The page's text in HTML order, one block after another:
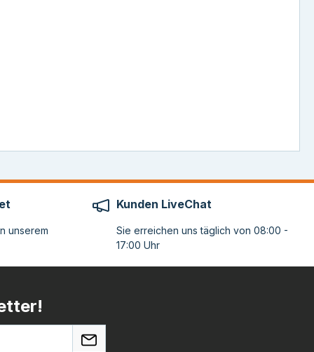
unserem
Kunden LiveChat
Sie erreichen uns täglich von 08:00 -
17:00 Uhr